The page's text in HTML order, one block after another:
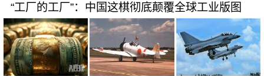
“工厂的工厂”：中国这棋彻底颠覆全球工业版图